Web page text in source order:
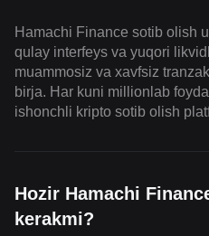
Hamachi Finance sotib olish
qulay interfeys va yuqori
muammosiz va xavfsiz
birja. Har kuni millionlab
ishonchli kripto sotib olish
Hozir Hamachi
kerakmi?